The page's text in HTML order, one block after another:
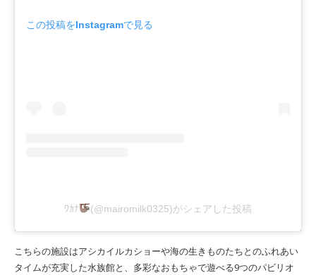
この投稿をInstagramで見る
ﾜｶﾅ (@mairomilk0325)がシェアした投稿
こちらの施設はアシカイルカショーや海の生きものたちとのふれあい
タイムが充実した水族館と、多彩なおもちゃで遊べる9つのパビリオ